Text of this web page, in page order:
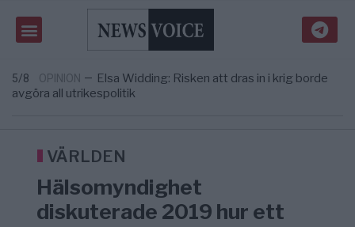
3/8 AFRIKA
Massiv anstormning till Ceuta – Misstankar
om amerikansk påverkan
UNITED STATES
Tucker Carlson: ”It’s Time to Save
5/8 OPINION — Elsa Widding: Risken att dras in i krig borde
avgöra all utrikespolitik
geografiskt apartheidsystem
om amerikansk påverkan
UNITED STATES —
Tucker Carlson: ”It’s Time to Save
America” – Finally
VÄRLDEN
Hälsomyndighet
diskuterade 2019 hur ett